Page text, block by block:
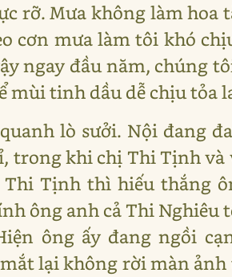
rỡ. Mưa không làm hoa
cơn mưa làm tôi khó
ngay đầu năm, chúng
mùi tinh dầu dễ chịu tỏa
lò sưởi. Nội đang
trong khi chị Thi Tịnh
Thi Tịnh thì hiếu thắng
ông anh cả Thi Nghiêu
ông ấy đang ngồi
lại không rời màn